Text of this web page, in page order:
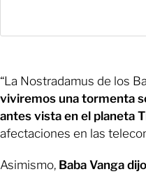
“La Nostradamus de los
viviremos una tormenta
antes vista en el planeta
afectaciones en las
Asimismo, Baba Vanga